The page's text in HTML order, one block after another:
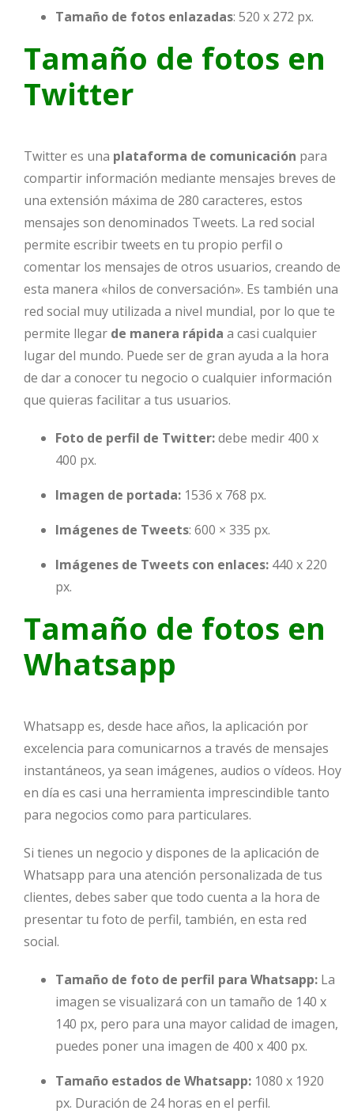
Tamaño de fotos enlazadas: 520 x 272 px.
Tamaño de fotos en
Twitter
Twitter es una plataforma de comunicación para
compartir información mediante mensajes breves de
una extensión máxima de 280 caracteres, estos
mensajes son denominados Tweets. La red social
permite escribir tweets en tu propio perfil o
comentar los mensajes de otros usuarios, creando de
esta manera «hilos de conversación». Es también una
red social muy utilizada a nivel mundial, por lo que te
permite llegar de manera rápida a casi cualquier
lugar del mundo. Puede ser de gran ayuda a la hora
de dar a conocer tu negocio o cualquier información
que quieras facilitar a tus usuarios.
Foto de perfil de Twitter:debe medir 400 x
400 px.
Imagen de portada:1536 x 768 px.
Imágenes de Tweets: 600 × 335 px.
Imágenes de Tweets con enlaces:440 x 220
px.
Tamaño de fotos en
Whatsapp
Whatsapp es, desde hace años, la aplicación por
excelencia para comunicarnos a través de mensajes
instantáneos, ya sean imágenes, audios o vídeos. Hoy
en día es casi una herramienta imprescindible tanto
para negocios como para particulares.
Si tienes un negocio y dispones de la aplicación de
Whatsapp para una atención personalizada de tus
clientes, debes saber que todo cuenta a la hora de
presentar tu foto de perfil, también, en esta red
social.
Tamaño de foto de perfil para Whatsapp:La
imagen se visualizará con un tamaño de 140 x
140 px, pero para una mayor calidad de imagen,
puedes poner una imagen de 400 x 400 px.
Tamaño estados de Whatsapp: 1080 x 1920
px. Duración de 24 horas en el perfil.